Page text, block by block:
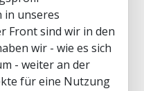
in unseres
Front sind wir in den
wir - wie es sich
- weiter an der
für eine Nutzung